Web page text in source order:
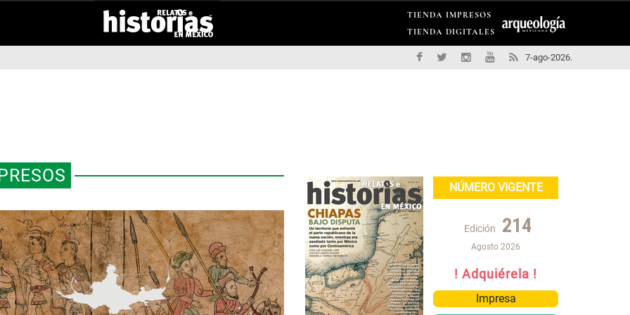
TIENDA IMPRESOS
TIENDA DIGITALES
7-ago-2026.
NÚMERO VIGENTE
Edición 214
Agosto 2026
! Adquiérela !
Impresa